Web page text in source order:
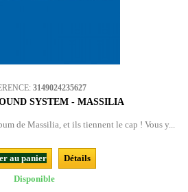
3149024235627
SYSTEM - MASSILIA
de Massilia, et ils tiennent le cap ! Vous y...
au panier
Détails
Disponible